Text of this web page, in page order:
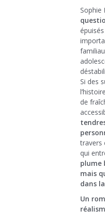
Sophie
Si des
de
travers
qui
plume
mais
dans
Un